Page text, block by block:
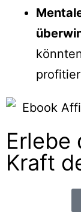
Erlebe
Kraft